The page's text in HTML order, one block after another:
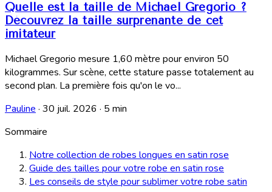
Quelle est la taille de Michael Gregorio ?
Découvrez la taille surprenante de cet
imitateur
Michael Gregorio mesure 1,60 mètre pour environ 50
kilogrammes. Sur scène, cette stature passe totalement au
second plan. La première fois qu'on le vo...
Pauline · 30 juil. 2026 · 5 min
Sommaire
Notre collection de robes longues en satin rose
Guide des tailles pour votre robe en satin rose
Les conseils de style pour sublimer votre robe satin